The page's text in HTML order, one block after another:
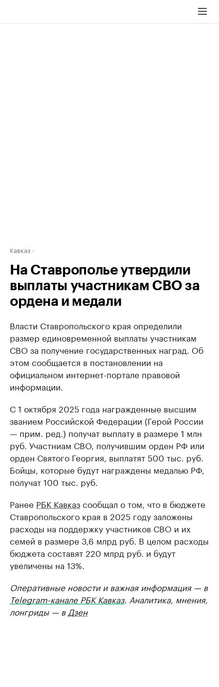
Кавказ
На Ставрополье утвердили
выплаты участникам СВО за
ордена и медали
Власти Ставропольского края определили
размер единовременной выплаты участникам
СВО за получение государственных наград. Об
этом сообщается в постановлении на
официальном интернет-портале правовой
информации.
С 1 октября 2025 года награжденные высшим
званием Российской Федерации (Герой России
— прим. ред.) получат выплату в размере 1 млн
руб. Участниам СВО, получившим орден РФ или
орден Святого Георгия, выплатят 500 тыс. руб.
Бойцы, которые будут награждены медалью РФ,
получат 100 тыс. руб.
Ранее РБК Кавказсообщал о том, что в бюджете
Ставропольского края в 2025 году заложены
расходы на поддержку участников СВО и их
семей в размере 3,6 млрд руб. В целом расходы
бюджета составят 220 млрд руб. и будут
увеличены на 13%.
Оперативные новости и важная информация — в
Telegram-канале РБК Кавказ. Аналитика, мнения,
лонгриды — в Дзен